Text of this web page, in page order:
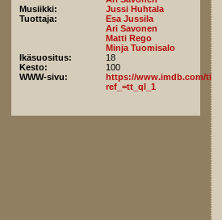
Musiikki:
Jussi Huhtala
Tuottaja:
Esa Jussila
Ari Savonen
Matti Rego
Minja Tuomisalo
Ikäsuositus:
18
Kesto:
100
WWW-sivu:
https://www.imdb.com/
ref_=tt_ql_1